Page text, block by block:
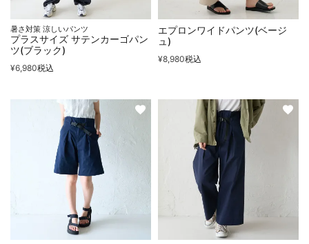
暑さ対策 涼しいパンツ
プラスサイズ サテンカーゴパン
ツ(ブラック)
¥6,980税込
エプロンワイドパンツ(ベージ
ュ)
¥8,980税込